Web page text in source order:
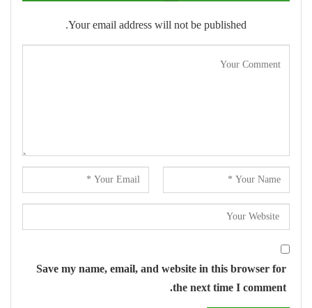
Your email address will not be published.
Save my name, email, and website in this browser for
the next time I comment.